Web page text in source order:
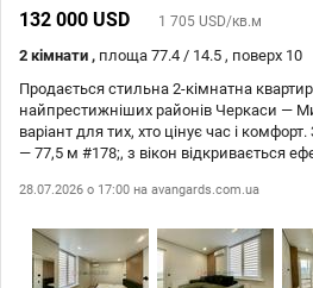
132 000 USD
1 705 USD/кв.м
2 кімнати , площа 77.4 / 14.5 , поверх 10
Продається стильна 2-кімнатна
найпрестижніших районів Черкаси —
варіант для тих, хто цінує час і
— 77,5 м #178;, з вікон відкривається
виконано новий дизайнерський ремонт
проживав. Продумане планування
кімнати, функціональну кухню,
ранкової кави або вечірнього
28.07.2026 о 17:00 на avangards.com.ua